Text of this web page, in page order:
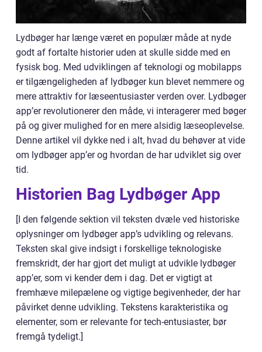
Lydbøger har længe været en populær måde at nyde
godt af fortalte historier uden at skulle sidde med en
fysisk bog. Med udviklingen af teknologi og mobilapps
er tilgængeligheden af lydbøger kun blevet nemmere og
mere attraktiv for læseentusiaster verden over. Lydbøger
app’er revolutionerer den måde, vi interagerer med bøger
på og giver mulighed for en mere alsidig læseoplevelse.
Denne artikel vil dykke ned i alt, hvad du behøver at vide
om lydbøger app’er og hvordan de har udviklet sig over
tid.
Historien Bag Lydbøger App
[I den følgende sektion vil teksten dvæle ved historiske
oplysninger om lydbøger app’s udvikling og relevans.
Teksten skal give indsigt i forskellige teknologiske
fremskridt, der har gjort det muligt at udvikle lydbøger
app’er, som vi kender dem i dag. Det er vigtigt at
fremhæve milepælene og vigtige begivenheder, der har
påvirket denne udvikling. Tekstens karakteristika og
elementer, som er relevante for tech-entusiaster, bør
fremgå tydeligt.]